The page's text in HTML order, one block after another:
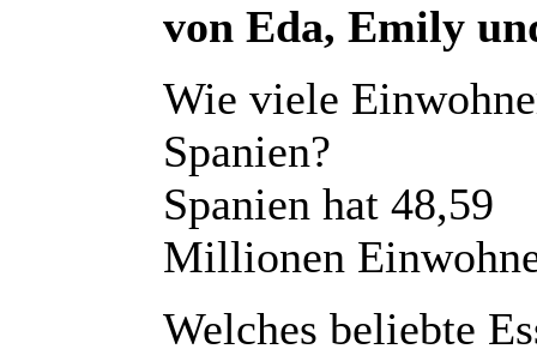
von Eda, Emily
Wie viele
Spanien?
Spanien hat 48,59
Millionen
Welches beliebte